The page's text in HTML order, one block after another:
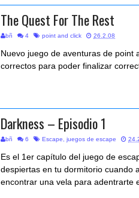
The Quest For The Rest
bñ 4 point and click 26.2.08
Nuevo juego de aventuras de point
correctos para poder finalizar
Darkness – Episodio 1
bñ 6 Escape juegos de escape
Es el 1er capítulo del juego de
despiertas en tu dormitorio cuando
encontrar una vela para adentrarte